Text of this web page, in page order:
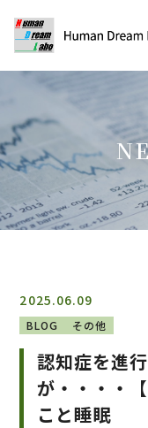
認知症を進
が・・・・
こと睡眠
BLOG その他
2025.06.09